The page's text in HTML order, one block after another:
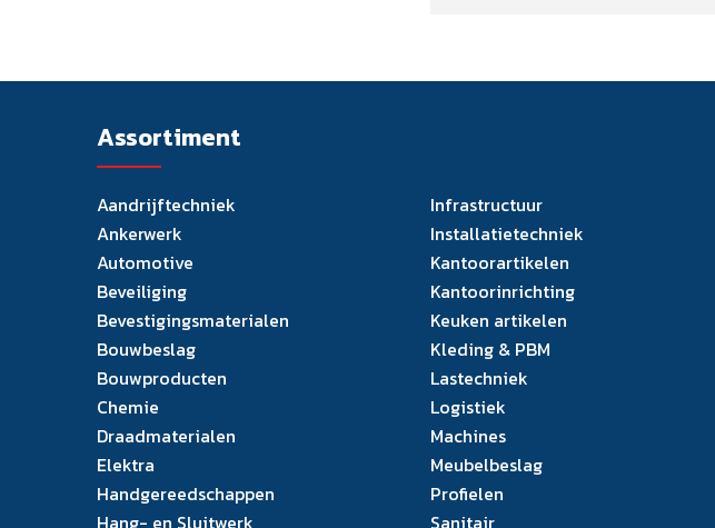
Assortiment
Aandrijftechniek
Ankerwerk
Automotive
Beveiliging
Bevestigingsmaterialen
Bouwbeslag
Bouwproducten
Chemie
Draadmaterialen
Elektra
Handgereedschappen
Hang- en Sluitwerk
Infrastructuur
Installatietechniek
Kantoorartikelen
Kantoorinrichting
Keuken artikelen
Kleding & PBM
Lastechniek
Logistiek
Machines
Meubelbeslag
Profielen
Sanitair